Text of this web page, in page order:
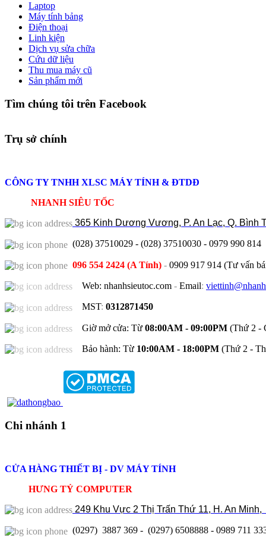
Laptop
Máy tính bảng
Điện thoại
Linh kiện
Dịch vụ sửa chữa
Cứu dữ liệu
Thu mua máy cũ
Sản phẩm mới
Tìm chúng tôi trên Facebook
Trụ sở chính
CÔNG TY TNHH XLSC MÁY TÍNH & ĐTDĐ
NHANH SIÊU TỐC
365 Kinh Dương Vương, P. An Lạc, Q. Bình
(028) 37510029 - (028) 37510030 - 0979 990 814
096 554 2424 (A Tính) - 0909 917 914 (Tư vấn
Web: nhanhsieutoc.com - Email:
MST: 0312871450
Giờ mở cửa: Từ 08:00AM - 09:00PM (Thứ 2 -
Bảo hành: Từ 10:00AM - 18:00PM (Thứ 2 -
Chi nhánh 1
CỬA HÀNG THIẾT BỊ - DV MÁY TÍNH
HƯNG TỶ COMPUTER
249 Khu Vực 2 Thị Trấn Thứ 11, H. An
(0297) 3887 369 - (0297) 6508888 - 0989 711